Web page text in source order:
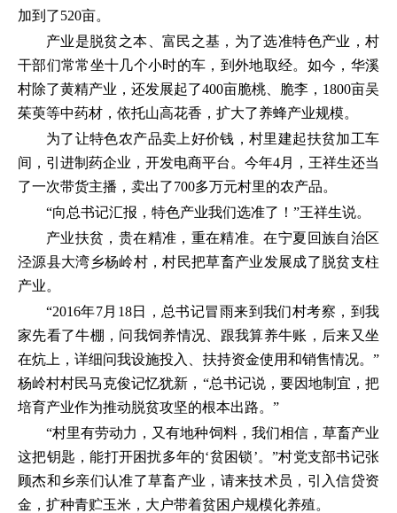
加到了520亩。
产业是脱贫之本、富民之基，为了选准特色产业，村
干部们常常坐十几个小时的车，到外地取经。如今，华溪
村除了黄精产业，还发展起了400亩脆桃、脆李，1800亩吴
茱萸等中药材，依托山高花香，扩大了养蜂产业规模。
为了让特色农产品卖上好价钱，村里建起扶贫加工车
间，引进制药企业，开发电商平台。今年4月，王祥生还当
了一次带货主播，卖出了700多万元村里的农产品。
“向总书记汇报，特色产业我们选准了！”王祥生说。
产业扶贫，贵在精准，重在精准。在宁夏回族自治区
泾源县大湾乡杨岭村，村民把草畜产业发展成了脱贫支柱
产业。
“2016年7月18日，总书记冒雨来到我们村考察，到我
家先看了牛棚，问我饲养情况、跟我算养牛账，后来又坐
在炕上，详细问我设施投入、扶持资金使用和销售情况。”
杨岭村村民马克俊记忆犹新，“总书记说，要因地制宜，把
培育产业作为推动脱贫攻坚的根本出路。”
“村里有劳动力，又有地种饲料，我们相信，草畜产业
这把钥匙，能打开困扰多年的‘贫困锁’。”村党支部书记张
顾杰和乡亲们认准了草畜产业，请来技术员，引入信贷资
金，扩种青贮玉米，大户带着贫困户规模化养殖。